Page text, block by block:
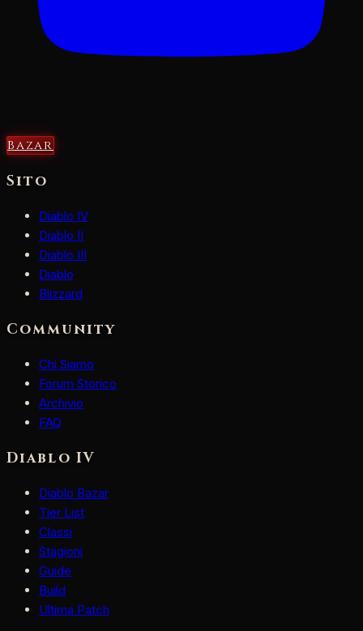
Bazar
Sito
Diablo IV
Diablo II
Diablo III
Diablo
Blizzard
Community
Chi Siamo
Forum Storico
Archivio
FAQ
Diablo IV
Diablo Bazar
Tier List
Classi
Stagioni
Guide
Build
Ultima Patch